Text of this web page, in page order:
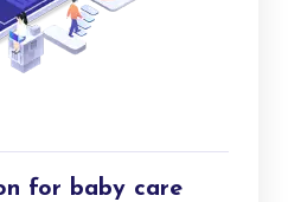
for baby care